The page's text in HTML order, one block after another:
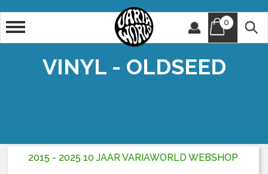
0
VINYL - OLDSEED
2015 - 2025 10 JAAR VARIAWORLD WEBSHOP